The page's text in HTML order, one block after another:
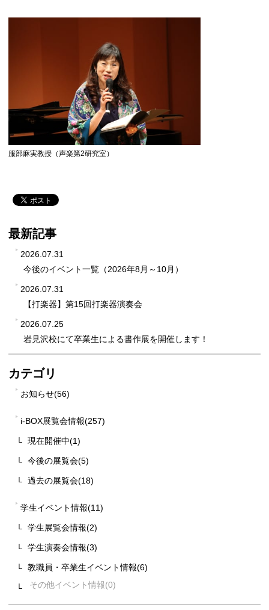
服部麻実教授（声楽第2研究室）
最新記事
2026.07.31
今後のイベント一覧（2026年8月～10月）
2026.07.31
【打楽器】第15回打楽器演奏会
2026.07.25
岩見沢校にて卒業生による書作展を開催します！
カテゴリ
お知らせ(56)
i-BOX展覧会情報(257)
現在開催中(1)
今後の展覧会(5)
過去の展覧会(18)
学生イベント情報(11)
学生展覧会情報(2)
学生演奏会情報(3)
教職員・卒業生イベント情報(6)
その他イベント情報